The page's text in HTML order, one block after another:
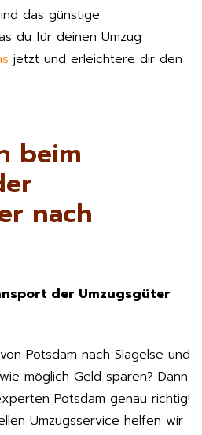
das günstige
du für deinen Umzug
jetzt und erleichtere dir den
beim
nach
der Umzugsgüter
Potsdam nach Slagelse und
möglich Geld sparen? Dann
Potsdam genau richtig!
Umzugsservice helfen wir